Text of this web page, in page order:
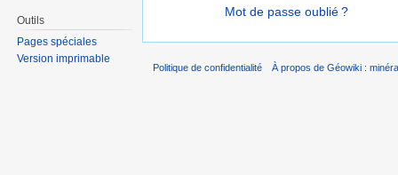
Mot de passe oublié ?
Outils
Pages spéciales
Version imprimable
Politique de confidentialité À propos de Géowiki :